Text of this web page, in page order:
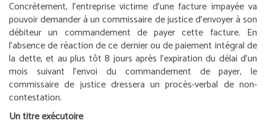
Concrètement, l’entreprise victime d’une facture impayée va
pouvoir demander à un commissaire de justice d’envoyer à son
débiteur un commandement de payer cette facture. En
l’absence de réaction de ce dernier ou de paiement intégral de
la dette, et au plus tôt 8 jours après l’expiration du délai d’un
mois suivant l’envoi du commandement de payer, le
commissaire de justice dressera un procès-verbal de non-
contestation.
Un titre exécutoire